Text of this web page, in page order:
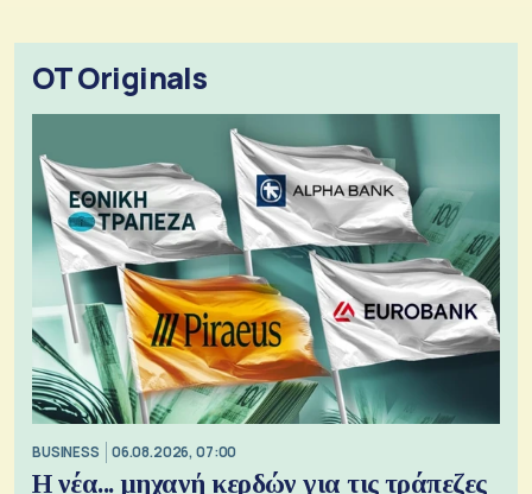
OT Originals
BUSINESS 06.08.2026, 07:00
Η νέα... μηχανή κερδών για τις τράπεζες